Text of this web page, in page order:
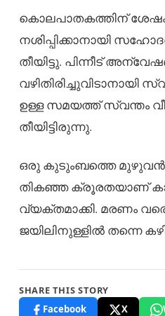
കൊലപാതകത്തിന് ശേഷം
നശിപ്പിക്കാനായി
തീയിട്ടു. പിന്നീട്
വഴിതിരിച്ചുവിടാനായി
ഉള്ള സമയത്ത് സ്വന്തം
തീയിട്ടിരുന്നു.
ഒരു കുടുംബത്തെ മുഴുവൻ
തികഞ്ഞ ക്രൂരതയാണ്
വ്യക്തമാക്കി. മരണം
ജയിലിനുള്ളിൽ തന്നെ
SHARE THIS STORY
Facebook
X